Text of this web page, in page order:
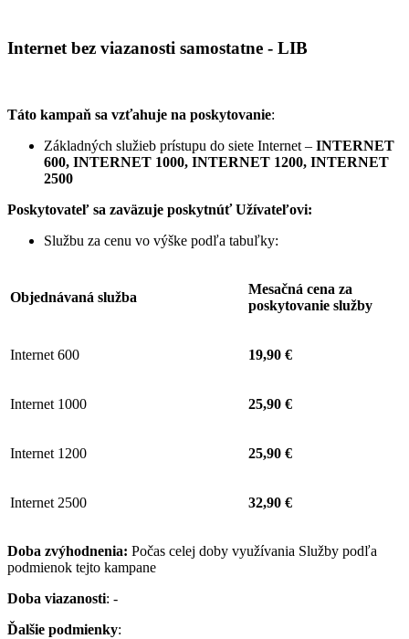
Internet bez viazanosti samostatne - LIB
Táto kampaň sa vzťahuje na poskytovanie:
Základných služieb prístupu do siete Internet – INTERNET
600, INTERNET 1000, INTERNET 1200, INTERNET
2500
Poskytovateľ sa zaväzuje poskytnúť Užívateľovi:
Službu za cenu vo výške podľa tabuľky:
Objednávaná služba
Mesačná cena za
poskytovanie služby
Internet 600 19,90 €
Internet 1000 25,90 €
Internet 1200 25,90 €
Internet 2500 32,90 €
Doba zvýhodnenia: Počas celej doby využívania Služby podľa
podmienok tejto kampane
Doba viazanosti: -
Ďalšie podmienky: